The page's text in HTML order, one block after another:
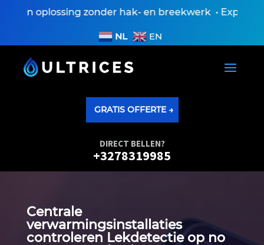
oplossing zonder hak- en breekwerk •
NL EN
GRATIS OFFERTE →
DIRECT BELLEN?
+3278319985
Centrale
verwarmingsinstallaties
controleren Lekdetectie op no